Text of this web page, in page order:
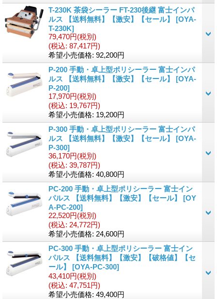
T-230K 茶袋シーラー FT-230後継 富士インパ
ルス 【送料無料】【激安】【セール】 [OYA-
T-230K]
79,470円(税別)
(税込: 87,417円)
希望小売価格: 92,200円
P-200 手動・卓上型ポリシーラー 富士インパ
ルス 【送料無料】【激安】【セール】 [OYA-
P-200]
17,970円(税別)
(税込: 19,767円)
希望小売価格: 19,200円
P-300 手動・卓上型ポリシーラー 富士インパ
ルス 【送料無料】【激安】【セール】 [OYA-
P-300]
36,170円(税別)
(税込: 39,787円)
希望小売価格: 40,800円
PC-200 手動・卓上型ポリシーラー 富士イン
パルス 【送料無料】【激安】【セール】 [OY
A-PC-200]
22,520円(税別)
(税込: 24,772円)
希望小売価格: 24,600円
PC-300 手動・卓上型ポリシーラー 富士イン
パルス 【送料無料】【激安】【破格値】【セ
ール】 [OYA-PC-300]
43,410円(税別)
(税込: 47,751円)
希望小売価格: 49,400円